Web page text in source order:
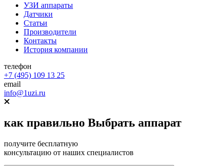
УЗИ аппараты
Датчики
Статьи
Производители
Контакты
История компании
телефон
+7 (495) 109 13 25
email
info@1uzi.ru
как правильно Выбрать аппарат
получите бесплатную
консультацию от наших специалистов